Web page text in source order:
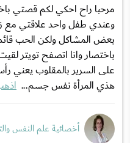
وعندي طفل واحد علاقتي مع
بعض المشاكل ولكن الحب
باختصار وانا اتصفح تويتر
على السرير بالمقلوب يعني
هذي المرأة نفس جسم...
أخصائية علم النفس